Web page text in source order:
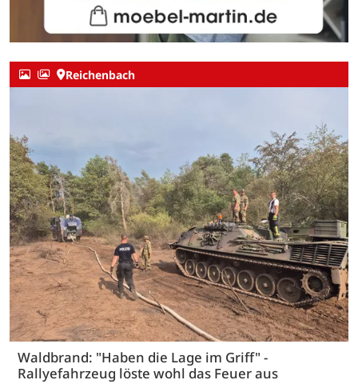
Reichenbach
Waldbrand: "Haben die Lage im Griff" -
Rallyefahrzeug löste wohl das Feuer aus